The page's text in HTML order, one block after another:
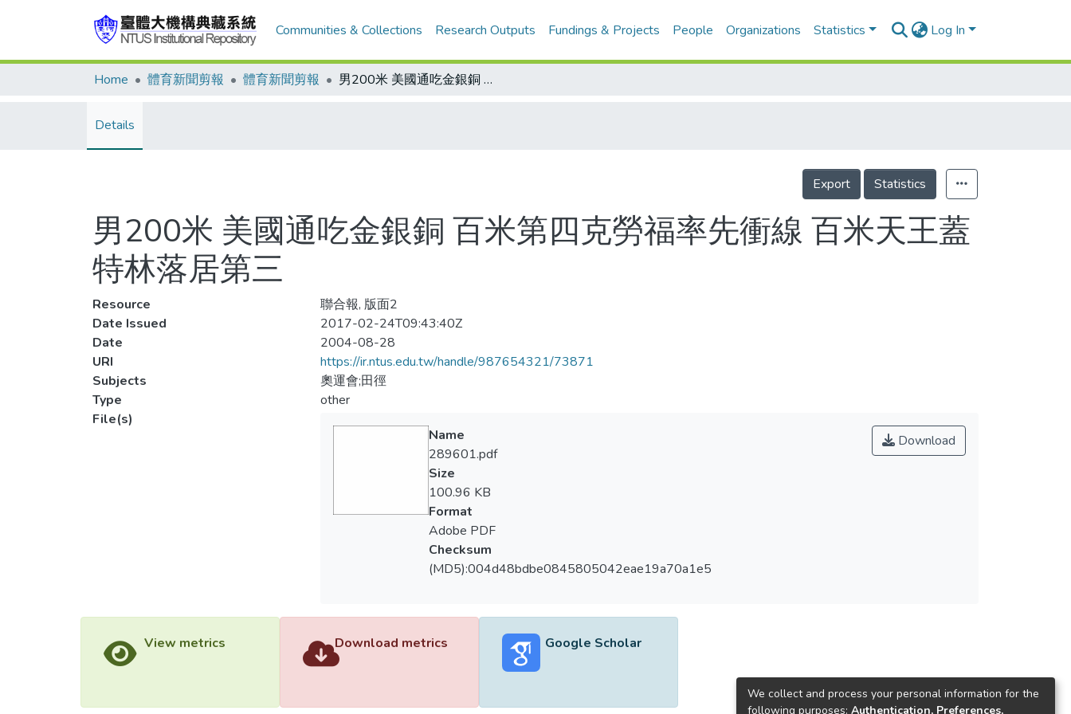
Communities & Collections Research Outputs Fundings & Projects People Organizations Statistics Log In
Home 體育新聞剪報 體育新聞剪報 男200米 美國通吃金銀銅 百米第四克勞福率先衝線 百米天王蓋特林落居第三
Details
Export Statistics
男200米 美國通吃金銀銅 百米第四克勞福率先衝線 百米天王蓋
特林落居第三
Resource
聯合報, 版面2
Date Issued
2017-02-24T09:43:40Z
Date
2004-08-28
URI
https://ir.ntus.edu.tw/handle/987654321/73871
Subjects
奧運會;田徑
Type
other
File(s)
Download
Name
289601.pdf
Size
100.96 KB
Format
Adobe PDF
Checksum
(MD5):004d48bdbe0845805042eae19a70a1e5
View metrics Download metrics Google Scholar
We collect and process your personal information for the
following purposes: Authentication, Preferences,